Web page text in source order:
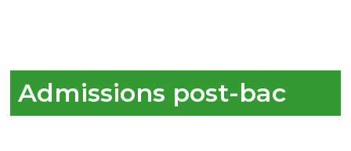
Admissions post-bac